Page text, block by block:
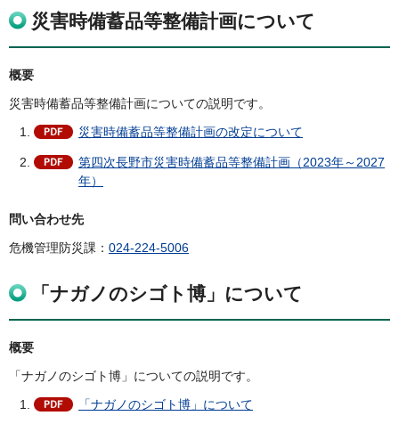
災害時備蓄品等整備計画について
概要
災害時備蓄品等整備計画についての説明です。
災害時備蓄品等整備計画の改定について
第四次長野市災害時備蓄品等整備計画（2023年～2027
年）
問い合わせ先
危機管理防災課： 024-224-5006
「ナガノのシゴト博」について
概要
「ナガノのシゴト博」についての説明です。
「ナガノのシゴト博」について